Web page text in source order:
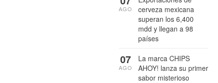
cerveza mexicana
superan los 6,400
mdd y llegan a 98
países
AGO
La marca CHIPS
AHOY! lanza su primer
sabor misterioso
07
AGO